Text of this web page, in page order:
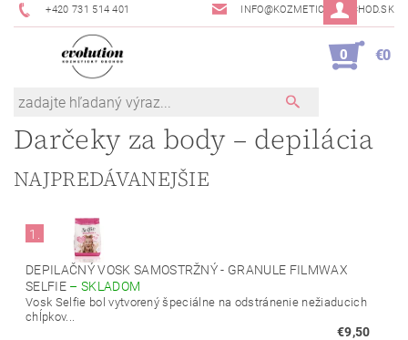
+420 731 514 401 INFO@KOZMETICKYOBCHOD.SK
0 €0
Darčeky za body – depilácia
NAJPREDÁVANEJŠIE
1.
DEPILAČNÝ VOSK SAMOSTRŽNÝ - GRANULE FILMWAX
SELFIE –SKLADOM
Vosk Selfie bol vytvorený špeciálne na odstránenie nežiaducich
chĺpkov...
€9,50